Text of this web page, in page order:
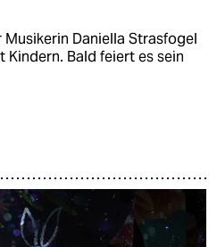
Daniella Strasfogel
Bald feiert es sein